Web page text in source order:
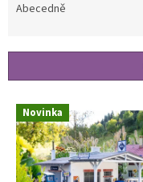
r
Abecedně
V
p
Novinka